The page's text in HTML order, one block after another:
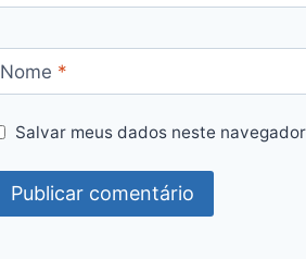
Nome *
Salvar meus dados neste